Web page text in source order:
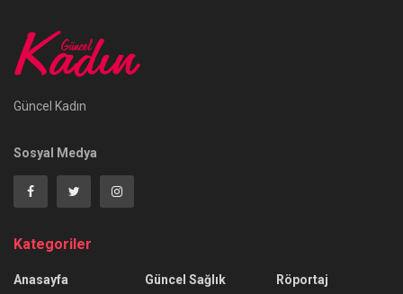
Güncel Kadın
Sosyal Medya
Kategoriler
Anasayfa
Güncel Sağlık
Röportaj